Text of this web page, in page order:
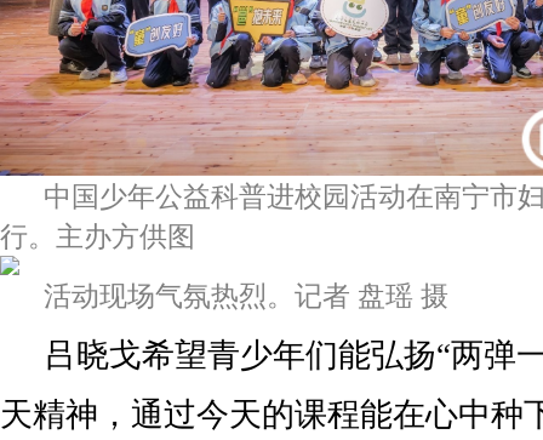
中国少年公益科普进校园活动在南宁市
行。主办方供图
活动现场气氛热烈。记者 盘瑶 摄
吕晓戈希望青少年们能弘扬“两弹
天精神，通过今天的课程能在心中种